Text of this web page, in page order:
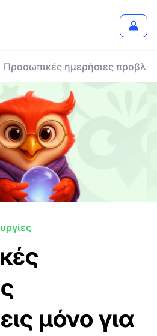
Προσωπικές ημερήσιες
μόνο για